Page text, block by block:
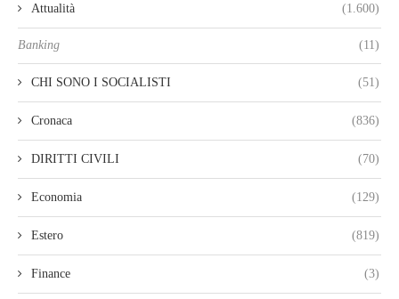
Attualità (1.600)
Banking (11)
CHI SONO I SOCIALISTI (51)
Cronaca (836)
DIRITTI CIVILI (70)
Economia (129)
Estero (819)
Finance (3)